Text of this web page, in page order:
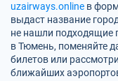
uzairways.online в
выдаст название
не нашли подходящие
в Тюмень, поменяйте
билетов или
ближайших